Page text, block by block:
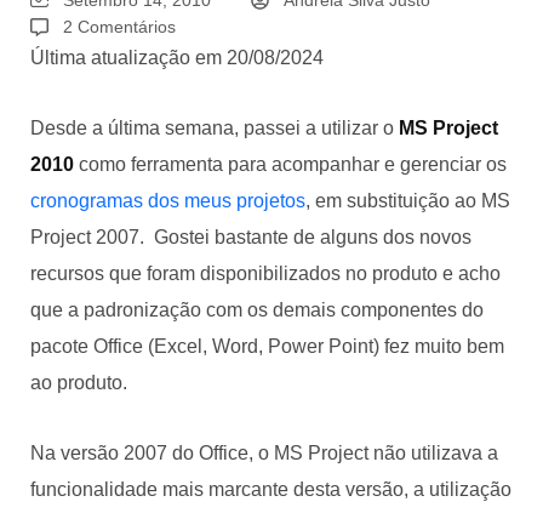
2 Comentários
Última atualização em 20/08/2024
Desde a última semana, passei a utilizar o MS Project
2010 como ferramenta para acompanhar e gerenciar os
cronogramas dos meus projetos, em substituição ao MS
Project 2007. Gostei bastante de alguns dos novos
recursos que foram disponibilizados no produto e acho
que a padronização com os demais componentes do
pacote Office (Excel, Word, Power Point) fez muito bem
ao produto.
Na versão 2007 do Office, o MS Project não utilizava a
funcionalidade mais marcante desta versão, a utilização